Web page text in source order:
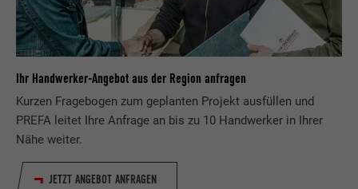
Ihr Handwerker-Angebot aus der Region anfragen
Kurzen Fragebogen zum geplanten Projekt ausfüllen und
PREFA leitet Ihre Anfrage an bis zu 10 Handwerker in Ihrer
Nähe weiter.
JETZT ANGEBOT ANFRAGEN